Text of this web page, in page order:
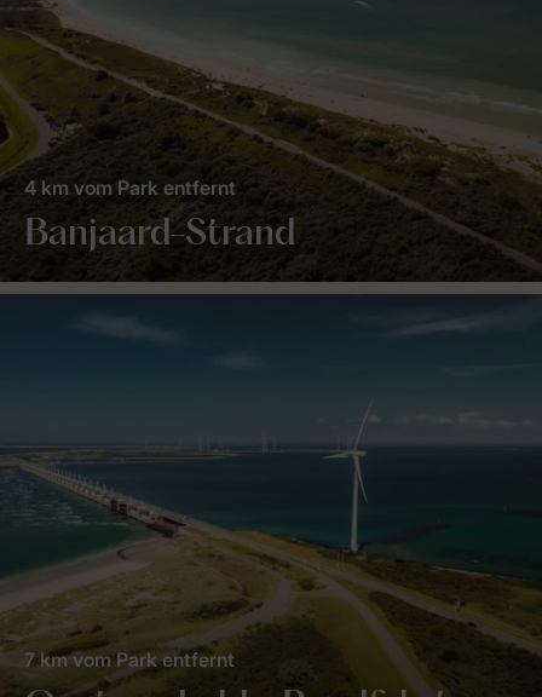
Banjaard-Strand
4 km vom Park entfernt
7 km vom Park entfernt